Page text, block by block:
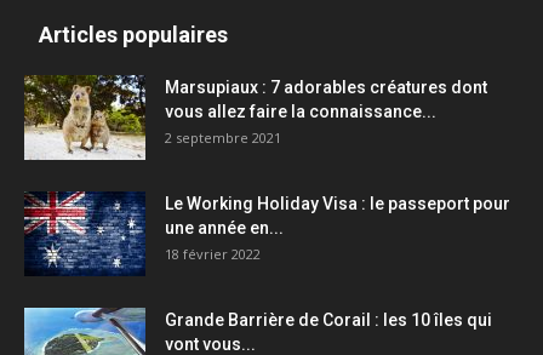
Articles populaires
Marsupiaux : 7 adorables créatures dont
vous allez faire la connaissance...
2 septembre 2021
Le Working Holiday Visa : le passeport pour
une année en...
18 février 2022
Grande Barrière de Corail : les 10 îles qui
vont vous...